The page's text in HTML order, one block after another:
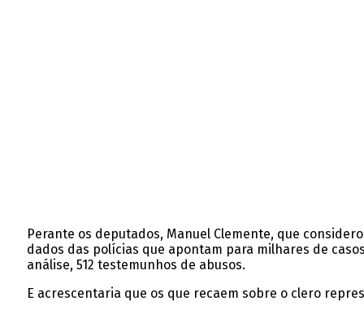
Perante os deputados, Manuel Clemente, que
dados das polícias que apontam para milhares de
análise, 512 testemunhos de abusos.
E acrescentaria que os que recaem sobre o clero